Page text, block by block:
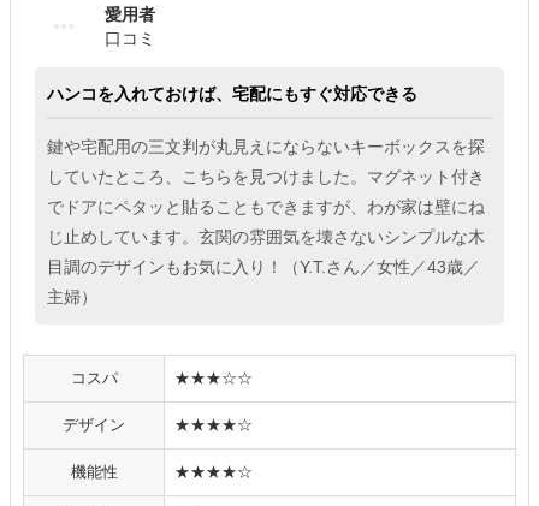
愛用者
口コミ
ハンコを入れておけば、宅配にもすぐ対応できる
鍵や宅配用の三文判が丸見えにならないキーボックスを探
していたところ、こちらを見つけました。マグネット付き
でドアにペタッと貼ることもできますが、わが家は壁にね
じ止めしています。玄関の雰囲気を壊さないシンプルな木
目調のデザインもお気に入り！（Y.T.さん／女性／43歳／
主婦）
コスパ ★★★☆☆
デザイン ★★★★☆
機能性 ★★★★☆